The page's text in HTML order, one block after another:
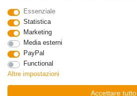
Essenziale
Statistica
Marketing
Media esterni
PayPal
Functional
Altre impostazioni
Accettare tutto
Withdraw from contract here